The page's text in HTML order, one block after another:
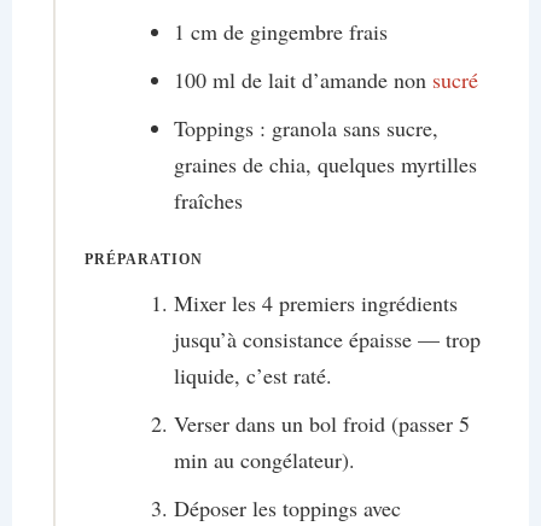
1 cm de gingembre frais
100 ml de lait d’amande non sucré
Toppings : granola sans sucre,
graines de chia, quelques myrtilles
fraîches
PRÉPARATION
Mixer les 4 premiers ingrédients
jusqu’à consistance épaisse — trop
liquide, c’est raté.
Verser dans un bol froid (passer 5
min au congélateur).
Déposer les toppings avec